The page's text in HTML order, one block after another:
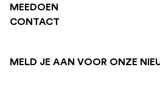
MEEDOEN
CONTACT
MELD JE AAN VOOR ONZE